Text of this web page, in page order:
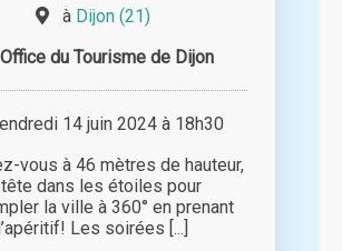
à Dijon (21)
Office du Tourisme de Dijon
14 juin 2024 à 18h30
vous à 46 mètres de hauteur,
dans les étoiles pour
la ville à 360° en prenant
Les soirées [...]